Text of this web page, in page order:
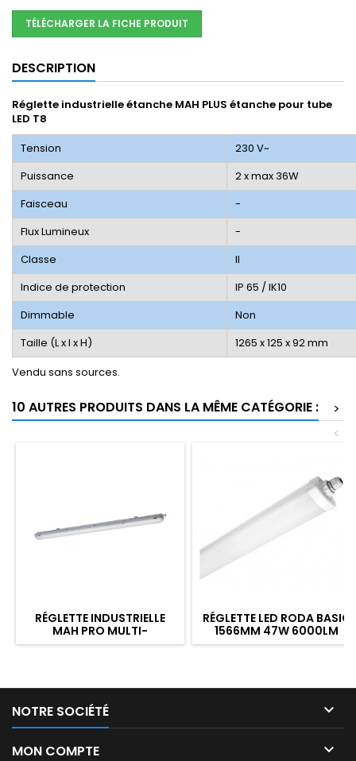
TÉLÉCHARGER LA FICHE PRODUIT
DESCRIPTION
Réglette industrielle étanche MAH PLUS étanche pour tube
LED T8
Tension
230 V~
Puissance
2 x max 36W
Faisceau
-
Flux Lumineux
-
Classe
II
Indice de protection
IP 65 / IK10
Dimmable
Non
Taille (L x l x H)
1265 x 125 x 92 mm
Vendu sans sources.
10 AUTRES PRODUITS DANS LA MÊME CATÉGORIE :
>
<
RÉGLETTE INDUSTRIELLE
MAH PRO MULTI-
PUISSANCE 38W 12R
RÉGLETTE LED RODA BASIC
1566MM 47W 6000LM
4000K IP65 TRAV.
NOTRE SOCIÉTÉ 
MON COMPTE 